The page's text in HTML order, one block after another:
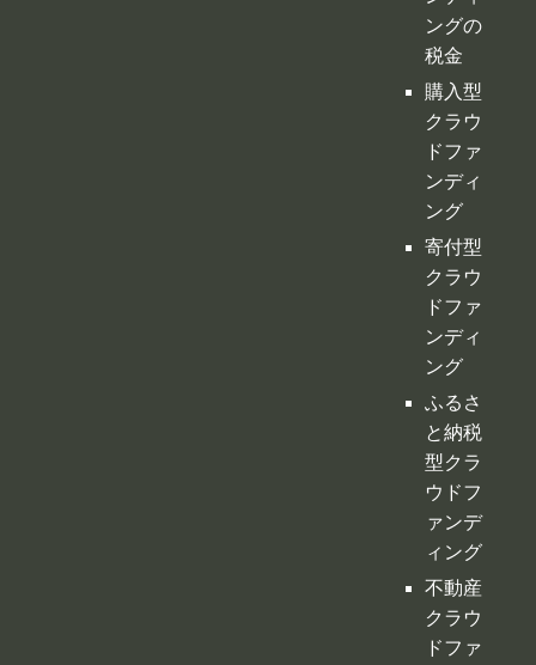
ンディ
ング
寄付型
クラウ
ドファ
ンディ
ング
ふるさ
と納税
型クラ
ウドフ
ァンデ
不動産
クラウ
ドファ
ンディ
ング
投資型
クラウ
ドファ